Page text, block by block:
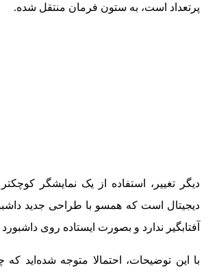
پرتعداد است، به ستون فرمان منتقل شده.
دیگر تغییر، استفاده از یک نمایشگر
دیجیتال است که همسو با طراحی جدید
آفتابگیر ندارد و بصورت ایستاده روی
با این توضیحات، احتمالا متوجه شده‌اید که